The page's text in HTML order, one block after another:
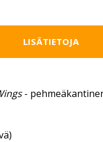
LISÄTIETOJA
-